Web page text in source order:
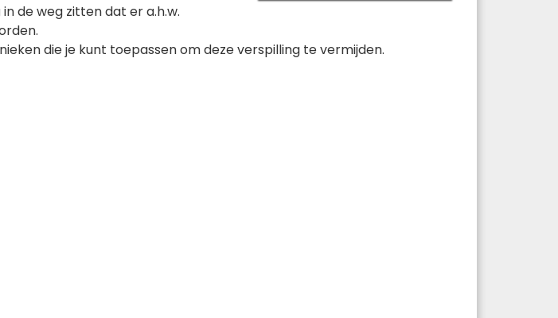
de weg zitten dat er a.h.w.
die je kunt toepassen om deze verspilling te vermijden.